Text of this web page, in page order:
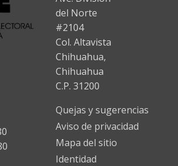
del Norte
#2104
Col. Altavista
Chihuahua,
Chihuahua
C.P. 31200
Quejas y sugerencias
Aviso de privacidad
Mapa del sitio
Identidad